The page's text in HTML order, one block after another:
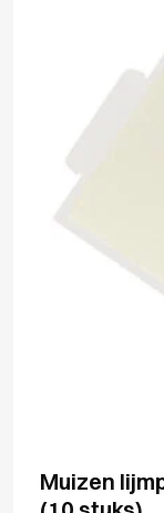
Muizen